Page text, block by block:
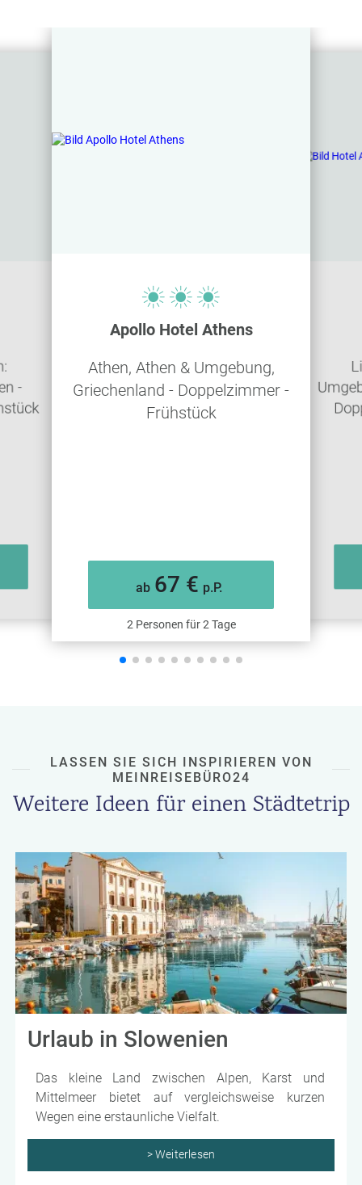
-
Apollo Hotel Athens
Athen, Athen & Umgebung,
Griechenland - Doppelzimmer -
Frühstück
ab 67 € p.P.
2 Personen für 2 Tage
LASSEN SIE SICH INSPIRIEREN VON
MEINREISEBÜRO24
Weitere Ideen für einen Städtetrip
Urlaub in Slowenien
Das kleine Land zwischen Alpen, Karst und
Mittelmeer bietet auf vergleichsweise kurzen
Wegen eine erstaunliche Vielfalt.
> Weiterlesen